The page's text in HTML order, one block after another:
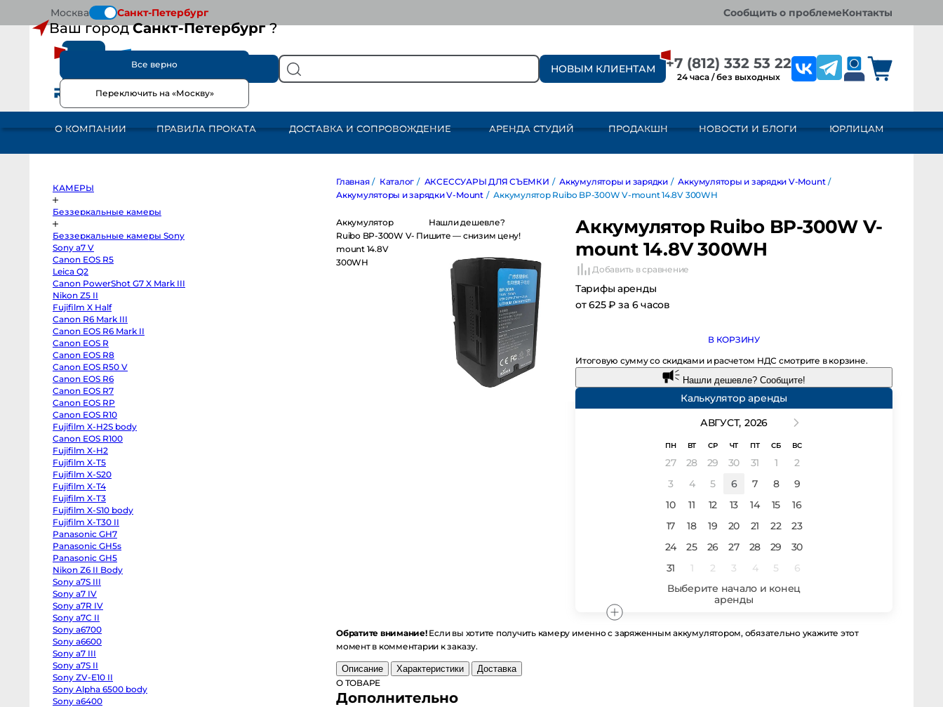
Москва Санкт-Петербург
Ваш городСанкт-Петербург?
Все верно
Переключить на «Москву»
сообщить о проблеме контакты
КАМЕРЫ
Беззеркальные
Беззеркальные
Sony
Leica
Q2
PowerShot
Nikon
Z5
НОВЫМ КЛИЕНТАМ +7 (812) 332 53 22
24 часа / без выходных
О КОМПАНИИ ПРАВИЛА ПРОКАТА ДОСТАВКА И СОПРОВОЖДЕНИЕ АРЕНДА СТУДИЙ ПРОДАКШН НОВОСТИ И БЛОГИ ЮРЛИЦАМ
КАМЕРЫ
Беззеркальные камеры
Беззеркальные камеры Sony
Sony a7 V
Canon EOS R5
Leica Q2
Canon PowerShot G7 X Mark III
Nikon Z5 II
Fujifilm X Half
Canon R6 Mark III
Canon EOS R6 Mark II
Canon EOS R
Canon EOS R8
Canon EOS R50 V
Canon EOS R6
Canon EOS R7
Canon EOS RP
Canon EOS R10
Fujifilm X-H2S body
Canon EOS R100
Fujifilm X-H2
Fujifilm X-T5
Fujifilm X-S20
Fujifilm X-T4
Fujifilm X-T3
Fujifilm X-S10 body
Fujifilm X-T30 II
Panasonic GH7
Panasonic GH5s
Panasonic GH5
Nikon Z6 II Body
Sony a7S III
Sony a7 IV
Sony a7R IV
Sony a7C II
Sony a6700
Sony a6600
Sony a7 III
Sony a7S II
Sony ZV-E10 II
Sony Alpha 6500 body
Sony a6400
Главная / Каталог / АКСЕССУАРЫ ДЛЯ СЪЕМКИ / Аккумуляторы и зарядки / Аккумуляторы и зарядки V-Mount /
Аккумуляторы и зарядки V-Mount / Аккумулятор Ruibo BP-300W V-mount 14.8V 300WH
Аккумулятор Ruibo
BP-300W V-mount
14.8V 300WH
Нашли дешевле?
Пишите — снизим цену!
Аккумулятор Ruibo BP-300W V-
mount 14.8V 300WH
Добавить в сравнение
Тарифы аренды
от 625 ₽ за 6 часов
В КОРЗИНУ
Итоговую сумму со скидками и расчетом НДС смотрите в корзине.
Нашли дешевле? Сообщите!
Калькулятор аренды
АВГУСТ, 2026
ПН ВТ СР ЧТ ПТ СБ ВС
27 28 29 30 31 1
2
3
4 5 6 7 8
9
10
11 12 13 14 15
16
17
18 19 20 21 22
23
24
25 26 27 28 29
30
31
1 2 3 4 5 6
Обратите внимание!Если вы хотите получить камеру именно с заряженным аккумулятором, обязательно укажите этот момент в
комментарии к заказу.
Описание Характеристики
Доставка
О ТОВАРЕ
Дополнительно